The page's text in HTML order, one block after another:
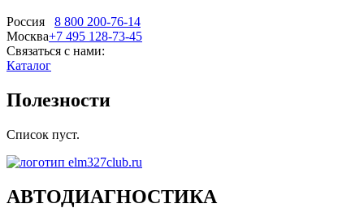
Россия
8 800 200-76-14
Москва+7 495 128-73-45
Связаться с нами:
Каталог
Полезности
Список пуст.
АВТОДИАГНОСТИКА